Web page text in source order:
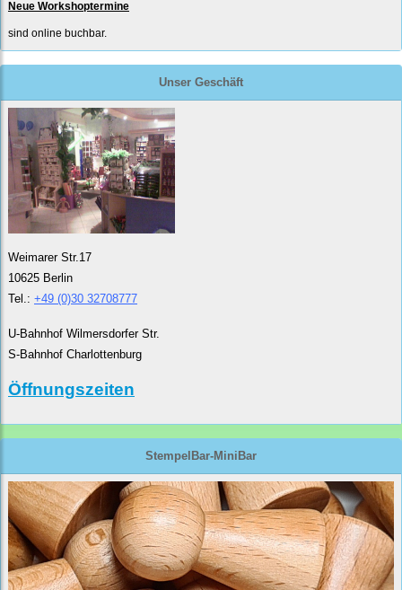
Neue Workshoptermine
sind online buchbar.
Unser Geschäft
Weimarer Str.17
10625 Berlin
Tel.: +49 (0)30 32708777
U-Bahnhof Wilmersdorfer Str.
S-Bahnhof Charlottenburg
Öffnungszeiten
StempelBar-MiniBar